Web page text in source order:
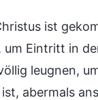
ist
Eintritt in
leugnen,
abermals